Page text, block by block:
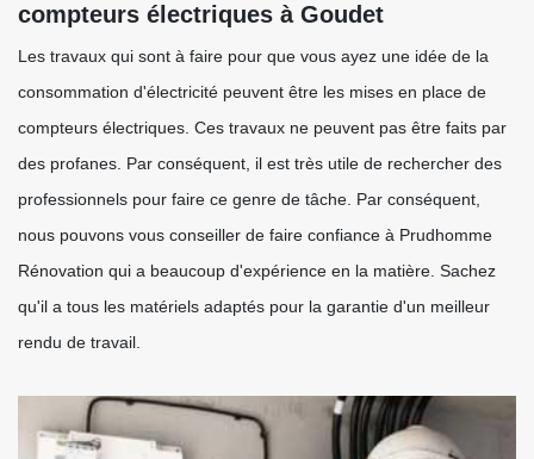
compteurs électriques à Goudet
Les travaux qui sont à faire pour que vous ayez une idée de la
consommation d'électricité peuvent être les mises en place de
compteurs électriques. Ces travaux ne peuvent pas être faits par
des profanes. Par conséquent, il est très utile de rechercher des
professionnels pour faire ce genre de tâche. Par conséquent,
nous pouvons vous conseiller de faire confiance à Prudhomme
Rénovation qui a beaucoup d'expérience en la matière. Sachez
qu'il a tous les matériels adaptés pour la garantie d'un meilleur
rendu de travail.